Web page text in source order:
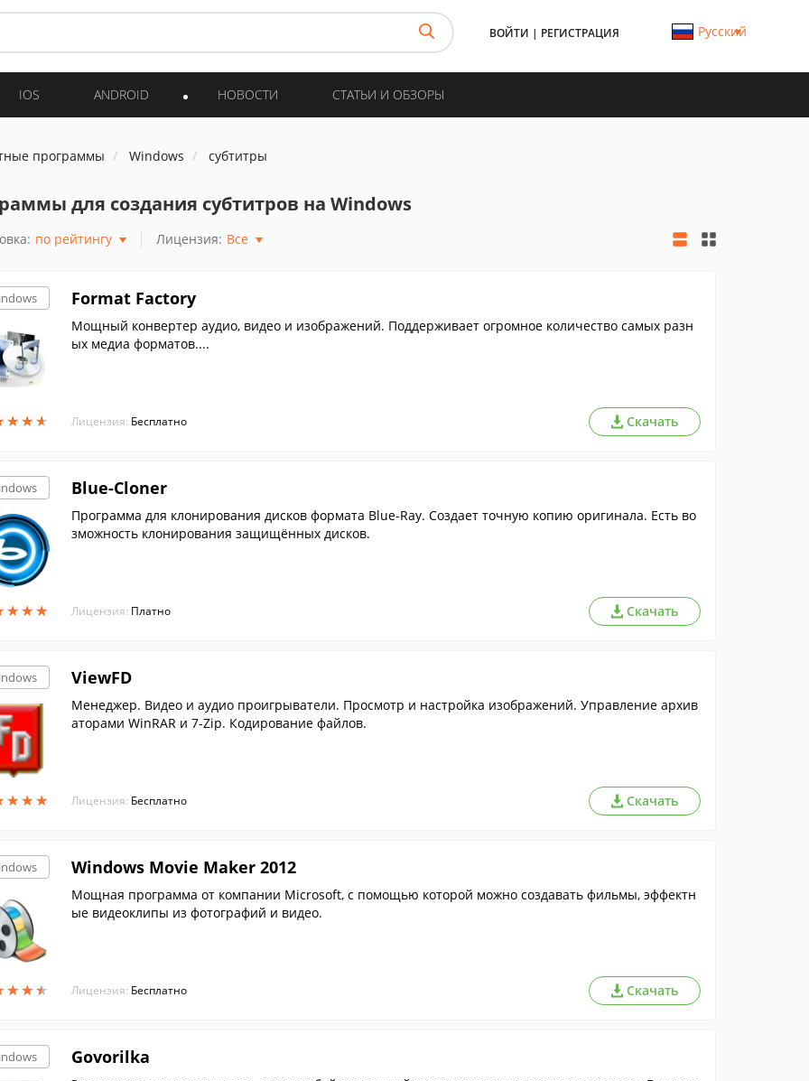
ВОЙТИ | РЕГИСТРАЦИЯ Русский
IOS ANDROID НОВОСТИ СТАТЬИ И ОБЗОРЫ
программы Windows субтитры
для создания субтитров на Windows
по рейтингу Лицензия: Все
★★★
★★★
Format Factory
Мощный конвертер аудио, видео и изображений. Поддерживает огромное количество самых разн
ых медиа форматов....
Лицензия: Бесплатно Скачать
★★★
★★★
Blue-Cloner
Программа для клонирования дисков формата Blue-Ray. Создает точную копию оригинала. Есть во
зможность клонирования защищённых дисков.
Лицензия: Платно Скачать
★★★
★★★
ViewFD
Менеджер. Видео и аудио проигрыватели. Просмотр и настройка изображений. Управление архив
аторами WinRAR и 7-Zip. Кодирование файлов.
Лицензия: Бесплатно Скачать
★★★
★★★
Windows Movie Maker 2012
Мощная программа от компании Microsoft, с помощью которой можно создавать фильмы, эффектн
ые видеоклипы из фотографий и видео.
Лицензия: Бесплатно Скачать
Govorilka